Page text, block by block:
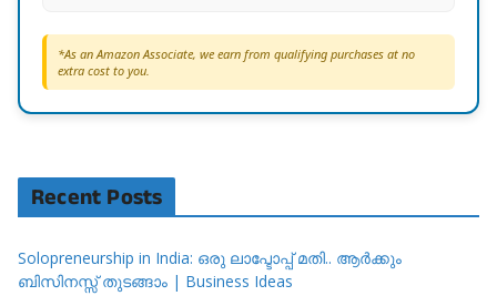
*As an Amazon Associate, we earn from qualifying purchases at no
extra cost to you.
Recent Posts
Solopreneurship in India: ഒരു ലാപ്ടോപ്പ് മതി.. ആർക്കും
ബിസിനസ്സ് തുടങ്ങാം | Business Ideas